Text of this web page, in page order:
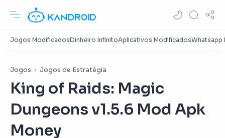
Jogos Jogos de Estratégia
King of Raids: Magic
Dungeons v1.5.6 Mod Apk
Money